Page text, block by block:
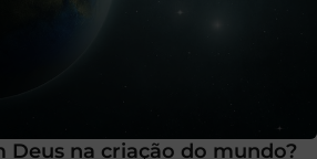
Deus na criação do mundo?